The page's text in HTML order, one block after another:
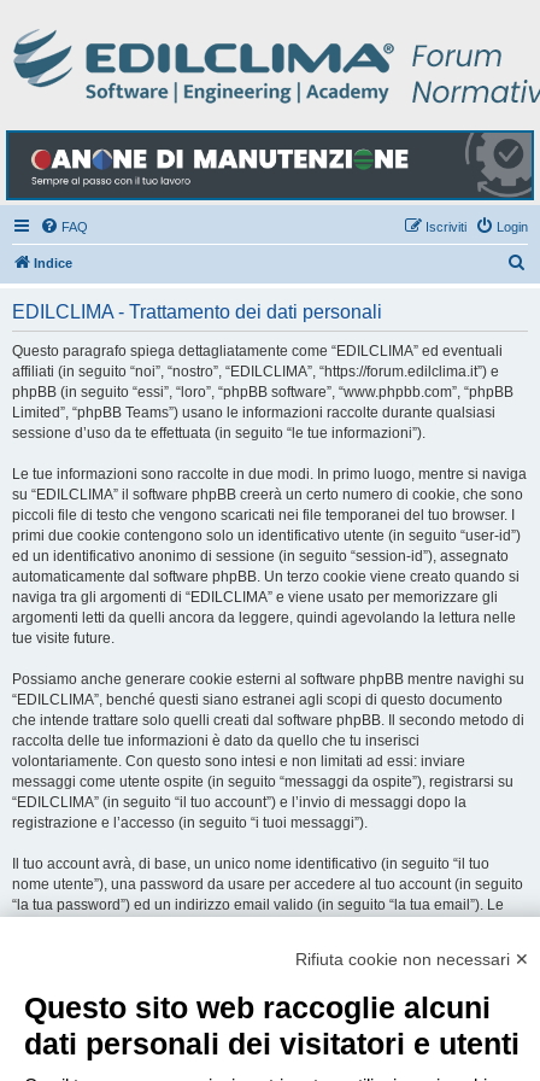
FAQ Login
Iscriviti
Indice
EDILCLIMA - Trattamento dei dati personali
Questo paragrafo spiega dettagliatamente come “EDILCLIMA” ed eventuali
affiliati (in seguito “noi”, “nostro”, “EDILCLIMA”, “https://forum.edilclima.it”) e
phpBB (in seguito “essi”, “loro”, “phpBB software”, “www.phpbb.com”, “phpBB
Limited”, “phpBB Teams”) usano le informazioni raccolte durante qualsiasi
sessione d’uso da te effettuata (in seguito “le tue informazioni”).
Le tue informazioni sono raccolte in due modi. In primo luogo, mentre si naviga
su “EDILCLIMA” il software phpBB creerà un certo numero di cookie, che sono
piccoli file di testo che vengono scaricati nei file temporanei del tuo browser. I
primi due cookie contengono solo un identificativo utente (in seguito “user-id”)
ed un identificativo anonimo di sessione (in seguito “session-id”), assegnato
automaticamente dal software phpBB. Un terzo cookie viene creato quando si
naviga tra gli argomenti di “EDILCLIMA” e viene usato per memorizzare gli
argomenti letti da quelli ancora da leggere, quindi agevolando la lettura nelle
tue visite future.
Possiamo anche generare cookie esterni al software phpBB mentre navighi su
“EDILCLIMA”, benché questi siano estranei agli scopi di questo documento
che intende trattare solo quelli creati dal software phpBB. Il secondo metodo di
raccolta delle tue informazioni è dato da quello che tu inserisci
volontariamente. Con questo sono intesi e non limitati ad essi: inviare
messaggi come utente ospite (in seguito “messaggi da ospite”), registrarsi su
“EDILCLIMA” (in seguito “il tuo account”) e l’invio di messaggi dopo la
registrazione e l’accesso (in seguito “i tuoi messaggi”).
Il tuo account avrà, di base, un unico nome identificativo (in seguito “il tuo
nome utente”), una password da usare per accedere al tuo account (in seguito
“la tua password”) ed un indirizzo email valido (in seguito “la tua email”). Le
alle informazioni di nome utente, password ed indirizzo email richiesti durante
obbligatoria o opzionale, è a totale discrezione di “EDILCLIMA”. In tutti i casi,
hai la possibilità di selezionare quali delle informazioni che hai fornito possano
essere rese pubbliche. All’interno del tuo account, hai facoltà di opt-in o opt-out
Rifiuta cookie non necessari ✕
Questo sito web raccoglie alcuni
dati personali dei visitatori e utenti